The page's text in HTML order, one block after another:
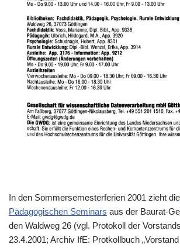
In den Sommersemesterferien 2001 zieht die
Pädagogischen Seminars aus der Baurat-
den Waldweg 26 (vgl. Protokoll der
23.4.2001; Archiv IfE: Protkollbuch